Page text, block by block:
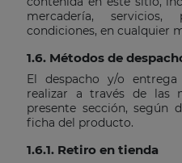
mercadería,
condiciones, en cualquier
1.6. Métodos de
El despacho y/o
realizar a través de las
presente sección, según
ficha del producto.
1.6.1. Retiro en tienda